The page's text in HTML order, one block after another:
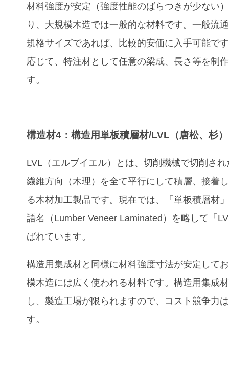
材料強度が安定（強度性能のばらつきが少ない
り、大規模木造では一般的な材料です。一般流
規格サイズであれば、比較的安価に入手可能で
応じて、特注材として任意の梁成、長さ等を制
す。
構造材4：構造用単板積層材/LVL（唐松、杉）
LVL（エルブイエル）とは、切削機械で切削さ
繊維方向（木理）を全て平行にして積層、接着
る木材加工製品です。現在では、「単板積層材
語名（Lumber Veneer Laminated）を略して「
ばれています。
構造用集成材と同様に材料強度寸法が安定して
模木造には広く使われる材料です。構造用集成
し、製造工場が限られますので、コスト競争力
す。